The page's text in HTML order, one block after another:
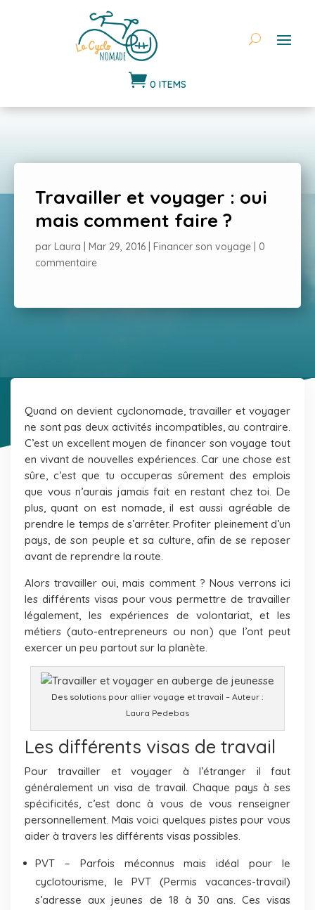
 0 ITEMS
Travailler et voyager : oui
mais comment faire ?
par Laura Mar 29, 2016 Financer son voyage
0
commentaire
Quand on devient cyclonomade, travailler et voyager
ne sont pas deux activités incompatibles, au contraire.
C’est un excellent moyen de financer son voyage tout
en vivant de nouvelles expériences. Car une chose est
sûre, c’est que tu occuperas sûrement des emplois
que vous n’aurais jamais fait en restant chez toi. De
plus, quant on est nomade, il est aussi agréable de
prendre le temps de s’arrêter. Profiter pleinement d’un
pays, de son peuple et sa culture, afin de se reposer
avant de reprendre la route.
Alors travailler oui, mais comment ? Nous verrons ici
les différents visas pour vous permettre de travailler
légalement, les expériences de volontariat, et les
métiers (auto-entrepreneurs ou non) que l’ont peut
exercer un peu partout sur la planète.
Des solutions pour allier voyage et travail – Auteur :
Laura Pedebas
Les différents visas de travail
Pour travailler et voyager à l’étranger il faut
généralement un visa de travail. Chaque pays à ses
spécificités, c’est donc à vous de vous renseigner
personnellement. Mais voici quelques pistes pour vous
aider à travers les différents visas possibles.
PVT – Parfois méconnus mais idéal pour le
cyclotourisme, le PVT (Permis vacances-travail)
s’adresse aux jeunes de 18 à 30 ans. Ces visas